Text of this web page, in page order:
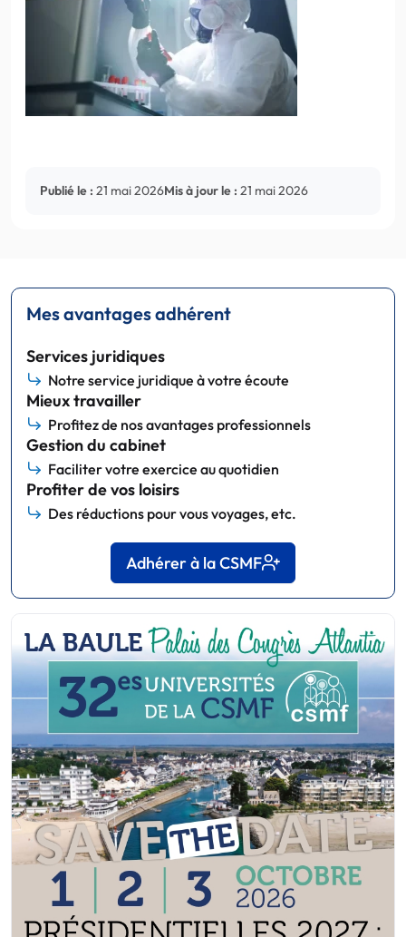
Publié le : 21 mai 2026Mis à jour le : 21 mai 2026
Mes avantages adhérent
Services juridiques
Notre service juridique à votre écoute
Mieux travailler
Profitez de nos avantages professionnels
Gestion du cabinet
Faciliter votre exercice au quotidien
Profiter de vos loisirs
Des réductions pour vous voyages, etc.
Adhérer à la CSMF